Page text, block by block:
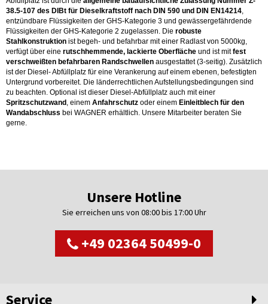
38.5-107 des DIBt für Dieselkraftstoff nach DIN 590 und DIN EN14214,
entzündbare Flüssigkeiten der GHS-Kategorie 3 und gewässergefährdende
Flüssigkeiten der GHS-Kategorie 2 zugelassen. Die robuste
Stahlkonstruktion ist begeh- und befahrbar mit einer Radlast von 5000kg,
verfügt über eine rutschhemmende, lackierte Oberfläche und ist mitfest
verschweißten befahrbaren Randschwellen ausgestattet (3-seitig). Zusätzlich
ist der Diesel- Abfüllplatz für eine Verankerung auf einem ebenen, befestigten
Untergrund vorbereitet. Die länderrechtlichen Aufstellungsbedingungen sind
zu beachten. Optional ist dieser Diesel-Abfüllplatz auch mit einer
Spritzschutzwand , einem Anfahrschutz oder einem Einleitblech für den
Wandabschluss bei WAGNER erhältlich. Unsere Mitarbeiter beraten Sie
gerne.
Unsere Hotline
Sie erreichen uns von 08:00 bis 17:00 Uhr
+49 02364 50499-0
Service